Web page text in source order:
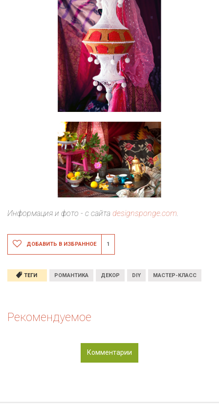
Информация и фото - с сайта designsponge.com.
ДОБАВИТЬ В ИЗБРАННОЕ 1
ТЕГИ РОМАНТИКА ДЕКОР DIY МАСТЕР-КЛАСС
Рекомендуемое
Комментарии